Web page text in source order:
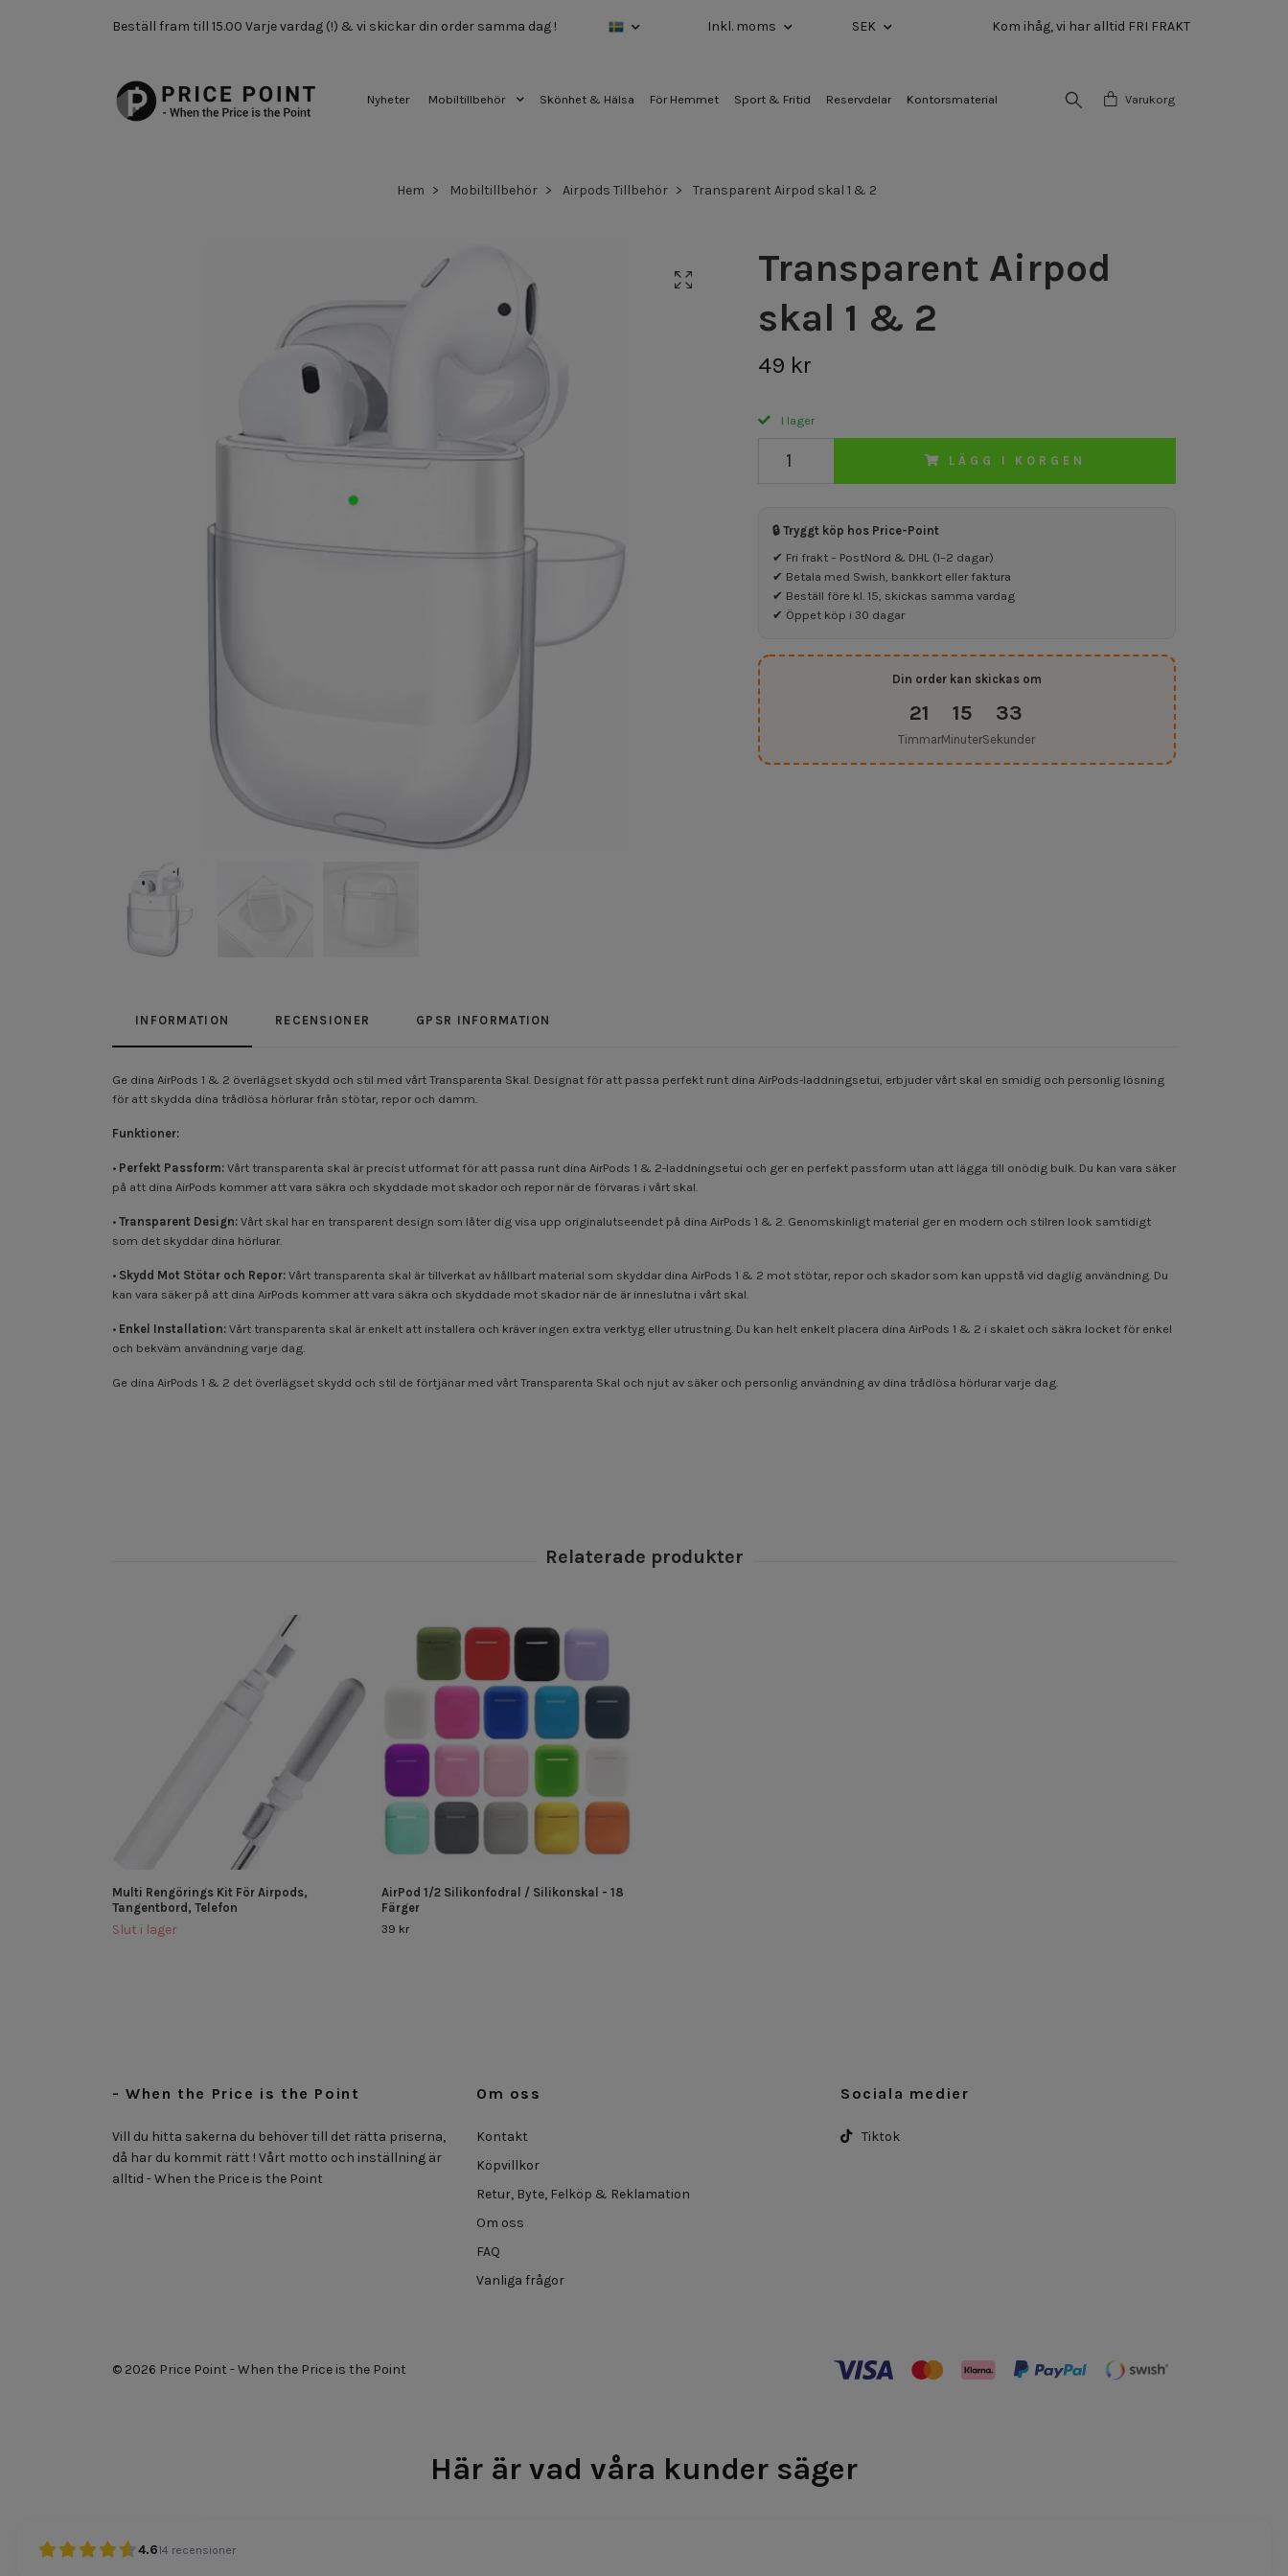
Beställ fram till 15.00 Varje vardag (!) & vi skickar din order samma dag ! Inkl. moms SEK Kom ihåg, vi har alltid FRI FRAKT
Nyheter Mobiltillbehör Skönhet & Hälsa För Hemmet Sport & Fritid Reservdelar Kontorsmaterial Varukorg
Hem Mobiltillbehör Airpods Tillbehör Transparent Airpod skal 1 & 2
Transparent Airpod
skal 1 & 2
49 kr
I lager
LÄGG I KORGEN
🔒 Tryggt köp hos Price-Point
✔ Fri frakt – PostNord & DHL (1–2 dagar)
✔ Betala med Swish, bankkort eller faktura
✔ Beställ före kl. 15, skickas samma vardag
✔ Öppet köp i 30 dagar
Din order kan skickas om
21
Timmar
15
Minuter
32
Sekunder
INFORMATION RECENSIONER GPSR INFORMATION
Ge dina AirPods 1 & 2 överlägset skydd och stil med vårt Transparenta Skal. Designat för att passa perfekt runt dina AirPods-laddningsetui, erbjuder vårt skal en smidig och personlig lösning
för att skydda dina trådlösa hörlurar från stötar, repor och damm.
Funktioner:
• Perfekt Passform: Vårt transparenta skal är precist utformat för att passa runt dina AirPods 1 & 2-laddningsetui och ger en perfekt passform utan att lägga till onödig bulk. Du kan vara säker
på att dina AirPods kommer att vara säkra och skyddade mot skador och repor när de förvaras i vårt skal.
• Transparent Design: Vårt skal har en transparent design som låter dig visa upp originalutseendet på dina AirPods 1 & 2. Genomskinligt material ger en modern och stilren look samtidigt
som det skyddar dina hörlurar.
• Skydd Mot Stötar och Repor: Vårt transparenta skal är tillverkat av hållbart material som skyddar dina AirPods 1 & 2 mot stötar, repor och skador som kan uppstå vid daglig användning. Du
kan vara säker på att dina AirPods kommer att vara säkra och skyddade mot skador när de är inneslutna i vårt skal.
• Enkel Installation: Vårt transparenta skal är enkelt att installera och kräver ingen extra verktyg eller utrustning. Du kan helt enkelt placera dina AirPods 1 & 2 i skalet och säkra locket för enkel
och bekväm användning varje dag.
Ge dina AirPods 1 & 2 det överlägset skydd och stil de förtjänar med vårt Transparenta Skal och njut av säker och personlig användning av dina trådlösa hörlurar varje dag.
Multi Rengörings Kit För Airpods,
Tangentbord, Telefon
Slut i lager
AirPod 1/2 Silikonfodral / Silikonskal - 18
Färger
39 kr
- When the Price is the Point
Vill du hitta sakerna du behöver till det rätta priserna,
då har du kommit rätt ! Vårt motto och inställning är
alltid - When the Price is the Point
Om oss
Kontakt
Köpvillkor
Retur, Byte, Felköp & Reklamation
Om oss
FAQ
Vanliga frågor
Sociala medier
Tiktok
© 2026 Price Point - When the Price is the Point
Här är vad våra kunder säger
4.614 recensioner